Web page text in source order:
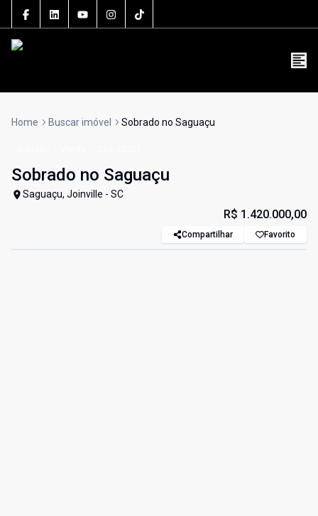
Home Buscar imóvel Sobrado no Saguaçu
Sobrado no Saguaçu
Saguaçu, Joinville - SC
R$ 1.420.000,00
Compartilhar Favorito